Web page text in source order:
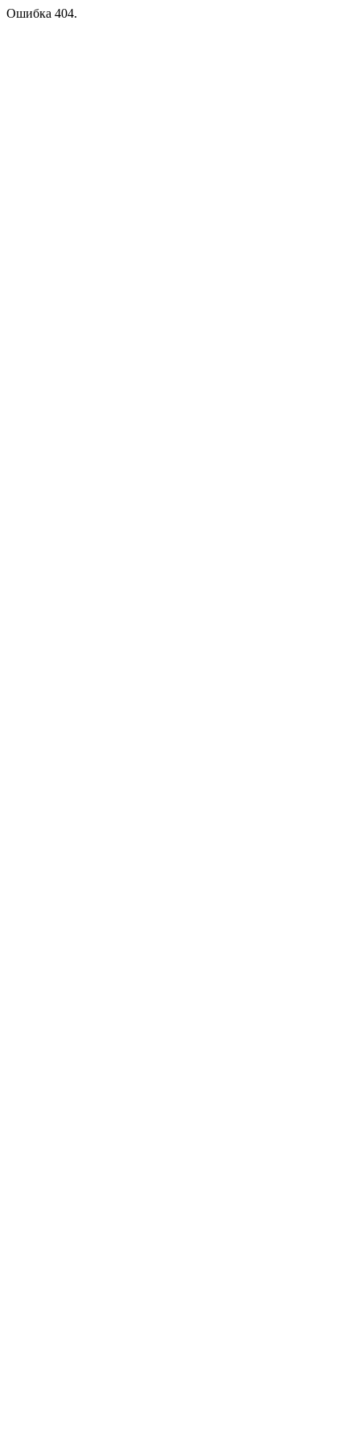
Ошибка 404.